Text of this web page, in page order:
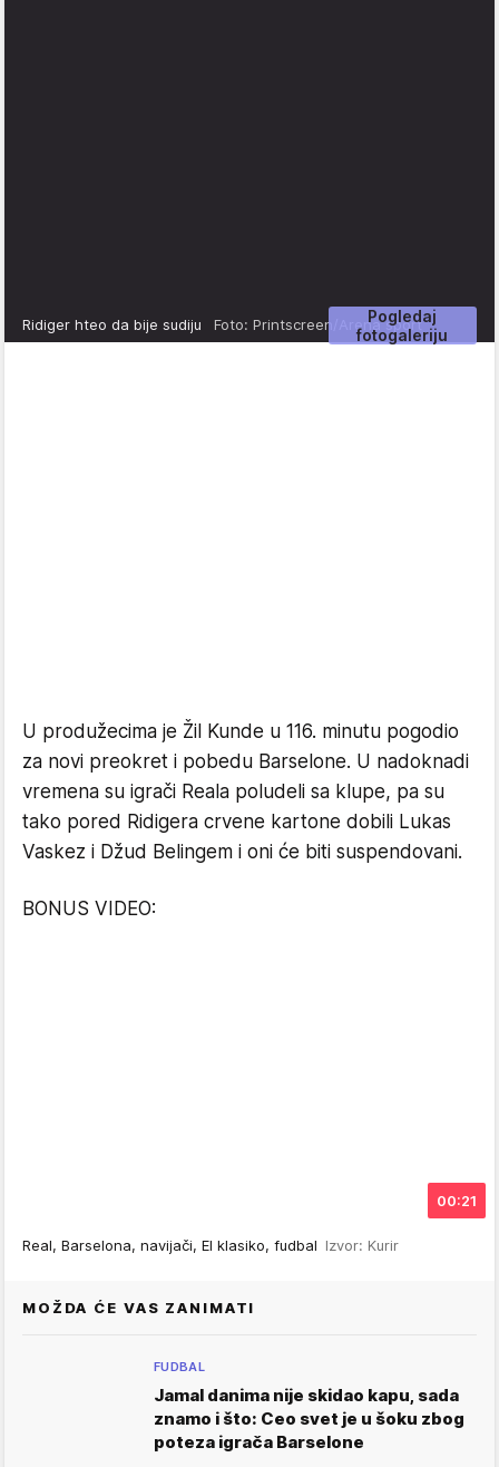
Pogledaj
fotogaleriju
Ridiger hteo da bije sudiju Foto: Printscreen/Arena sport
U produžecima je Žil Kunde u 116. minutu pogodio
za novi preokret i pobedu Barselone. U nadoknadi
vremena su igrači Reala poludeli sa klupe, pa su
tako pored Ridigera crvene kartone dobili Lukas
Vaskez i Džud Belingem i oni će biti suspendovani.
BONUS VIDEO:
00:21
Real, Barselona, navijači, El klasiko, fudbal Izvor: Kurir
MOŽDA ĆE VAS ZANIMATI
FUDBAL
Jamal danima nije skidao kapu, sada
znamo i što: Ceo svet je u šoku zbog
poteza igrača Barselone